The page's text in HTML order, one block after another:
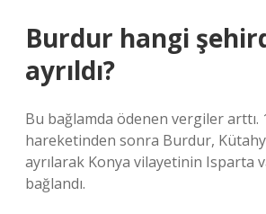
Burdur hangi
ayrıldı?
Bu bağlamda ödenen vergiler arttı.
hareketinden sonra Burdur,
ayrılarak Konya vilayetinin Isparta
bağlandı.